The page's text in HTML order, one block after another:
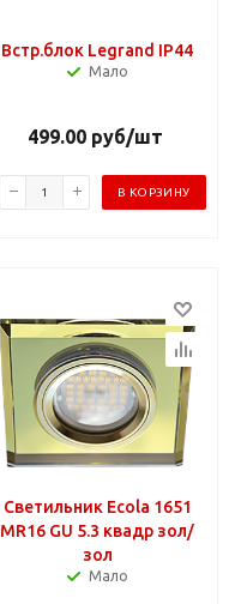
Встр.блок Legrand IP44
Мало
499.00руб/шт
В КОРЗИНУ
Светильник Ecola 1651
MR16 GU 5.3 квадр зол/
зол
Мало